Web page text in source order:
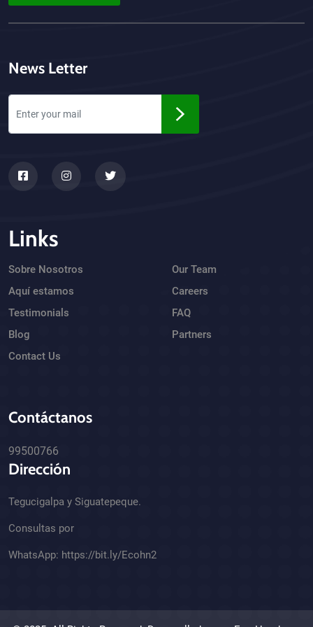
News Letter
Links
Sobre Nosotros
Aquí estamos
Testimonials
Blog
Contact Us
Our Team
Careers
FAQ
Partners
Contáctanos
99500766
Dirección
Tegucigalpa y Siguatepeque.
Consultas por
WhatsApp: https://bit.ly/Ecohn2